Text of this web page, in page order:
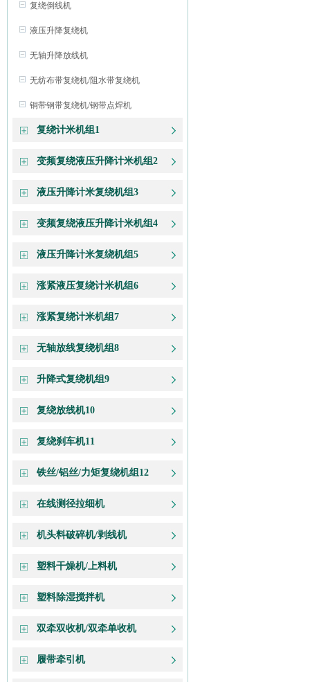
复绕倒线机
液压升降复绕机
无轴升降放线机
无纺布带复绕机/阻水带复绕机
铜带钢带复绕机/钢带点焊机
复绕计米机组1
变频复绕液压升降计米机组2
液压升降计米复绕机组3
变频复绕液压升降计米机组4
液压升降计米复绕机组5
涨紧液压复绕计米机组6
涨紧复绕计米机组7
无轴放线复绕机组8
升降式复绕机组9
复绕放线机10
复绕刹车机11
铁丝/铝丝/力矩复绕机组12
在线测径拉细机
机头料破碎机/剥线机
塑料干燥机/上料机
塑料除湿搅拌机
双牵双收机/双牵单收机
履带牵引机